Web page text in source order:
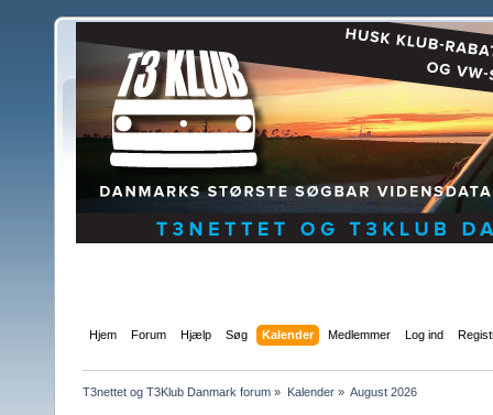
Hjem Forum Hjælp Søg Kalender Medlemmer Log ind
T3nettet og T3Klub Danmark forum » Kalender» August 2026